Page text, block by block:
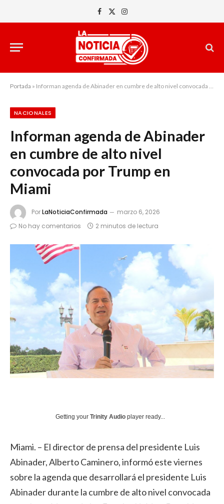
Facebook
X
Instagram
Portada » Informan agenda de Abinader en cumbre de alto nivel convocada por Trump en Miami
NACIONALES
Informan agenda de Abinader
en cumbre de alto nivel
convocada por Trump en
Miami
PorLaNoticiaConfirmada
marzo 6, 2026
No hay comentarios
2 minutos de lectura
Getting your Trinity Audio player ready...
Miami. – El director de prensa del presidente Luis
Abinader, Alberto Caminero, informó este viernes
sobre la agenda que desarrollará el presidente Luis
Abinader durante la cumbre de alto nivel convocada